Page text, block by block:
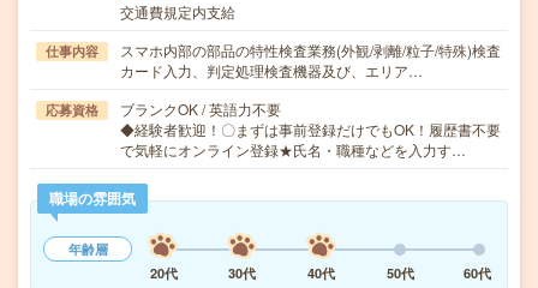
交通費規定内支給
仕事内容
スマホ内部の部品の特性検査業務(外観/剥離/粒子/特殊)検査
カード入力、判定処理検査機器及び、エリア…
応募資格
ブランクOK / 英語力不要
◆経験者歓迎！〇まずは事前登録だけでもOK！履歴書不要
で気軽にオンライン登録★氏名・職種などを入力す…
職場の雰囲気
年齢層
20代
30代 40代 50代 60代